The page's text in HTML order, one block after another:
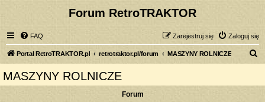
Forum RetroTRAKTOR
FAQ Zaloguj się
Zarejestruj się
Portal RetroTRAKTOR.pl retrotraktor.pl/forum MASZYNY ROLNICZE
MASZYNY ROLNICZE
Forum